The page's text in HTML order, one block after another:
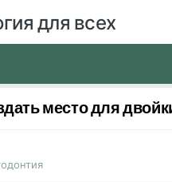
для всех
место для